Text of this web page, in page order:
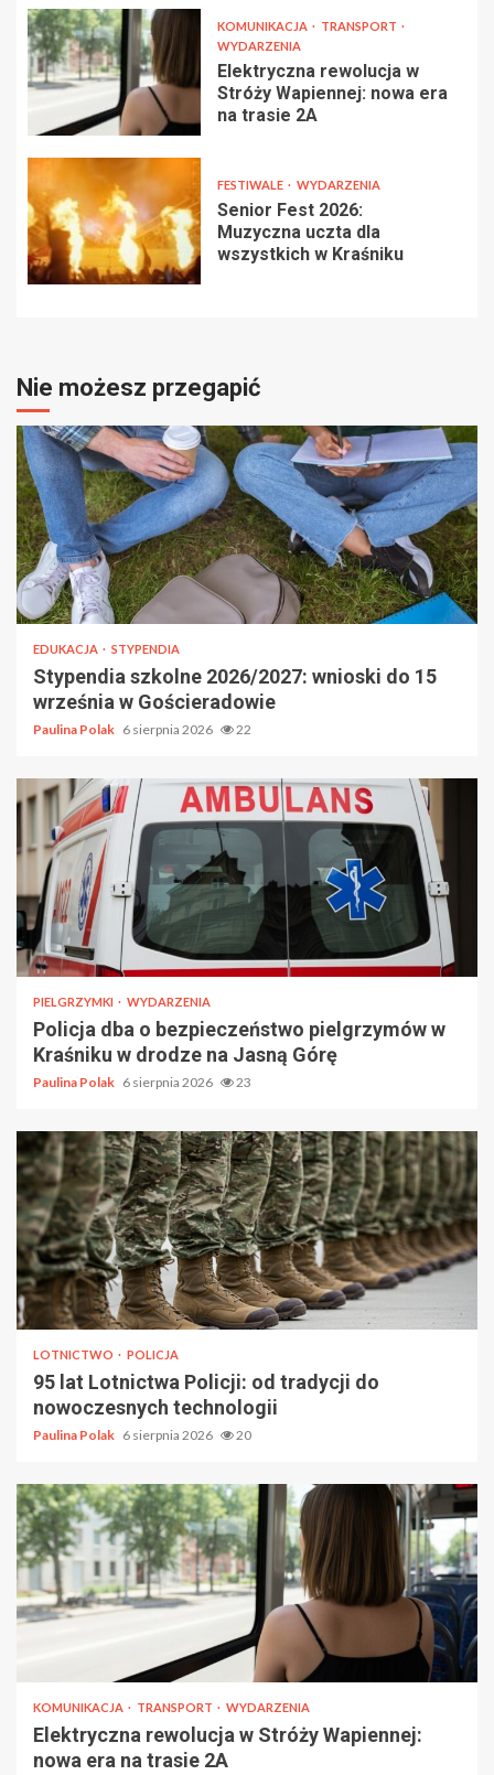
KOMUNIKACJA
TRANSPORT
WYDARZENIA
Elektryczna rewolucja w
Stróży Wapiennej: nowa era
na trasie 2A
FESTIWALE WYDARZENIA
Senior Fest 2026:
Muzyczna uczta dla
wszystkich w Kraśniku
Nie możesz przegapić
EDUKACJA STYPENDIA
Stypendia szkolne 2026/2027: wnioski do 15
września w Gościeradowie
Paulina Polak 6 sierpnia 2026 22
PIELGRZYMKI WYDARZENIA
Policja dba o bezpieczeństwo pielgrzymów w
Kraśniku w drodze na Jasną Górę
Paulina Polak 6 sierpnia 2026 23
LOTNICTWO POLICJA
95 lat Lotnictwa Policji: od tradycji do
nowoczesnych technologii
Paulina Polak 6 sierpnia 2026 20
KOMUNIKACJA TRANSPORT WYDARZENIA
Elektryczna rewolucja w Stróży Wapiennej:
nowa era na trasie 2A